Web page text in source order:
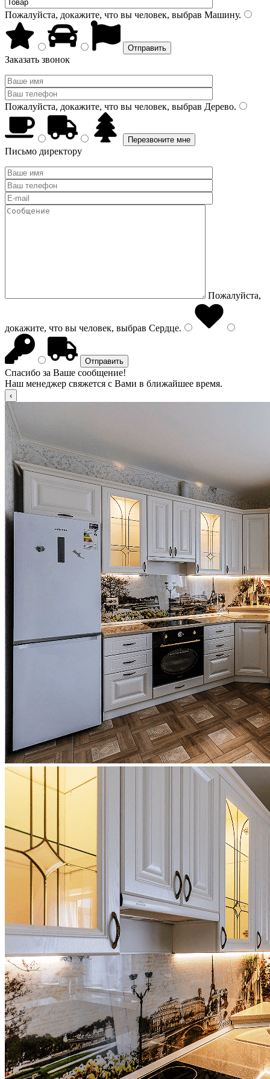
Пожалуйста, докажите, что вы человек, выбрав Машину.
Заказать звонок
Пожалуйста, докажите, что вы человек, выбрав Дерево.
Письмо директору
Пожалуйста,
докажите, что вы человек, выбрав Сердце.
Спасибо за Ваше сообщение!
Наш менеджер свяжется с Вами в ближайшее время.